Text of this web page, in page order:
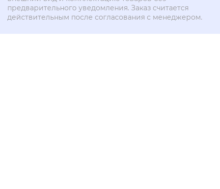
предварительного уведомления. Заказ считается
действительным после согласования с менеджером.